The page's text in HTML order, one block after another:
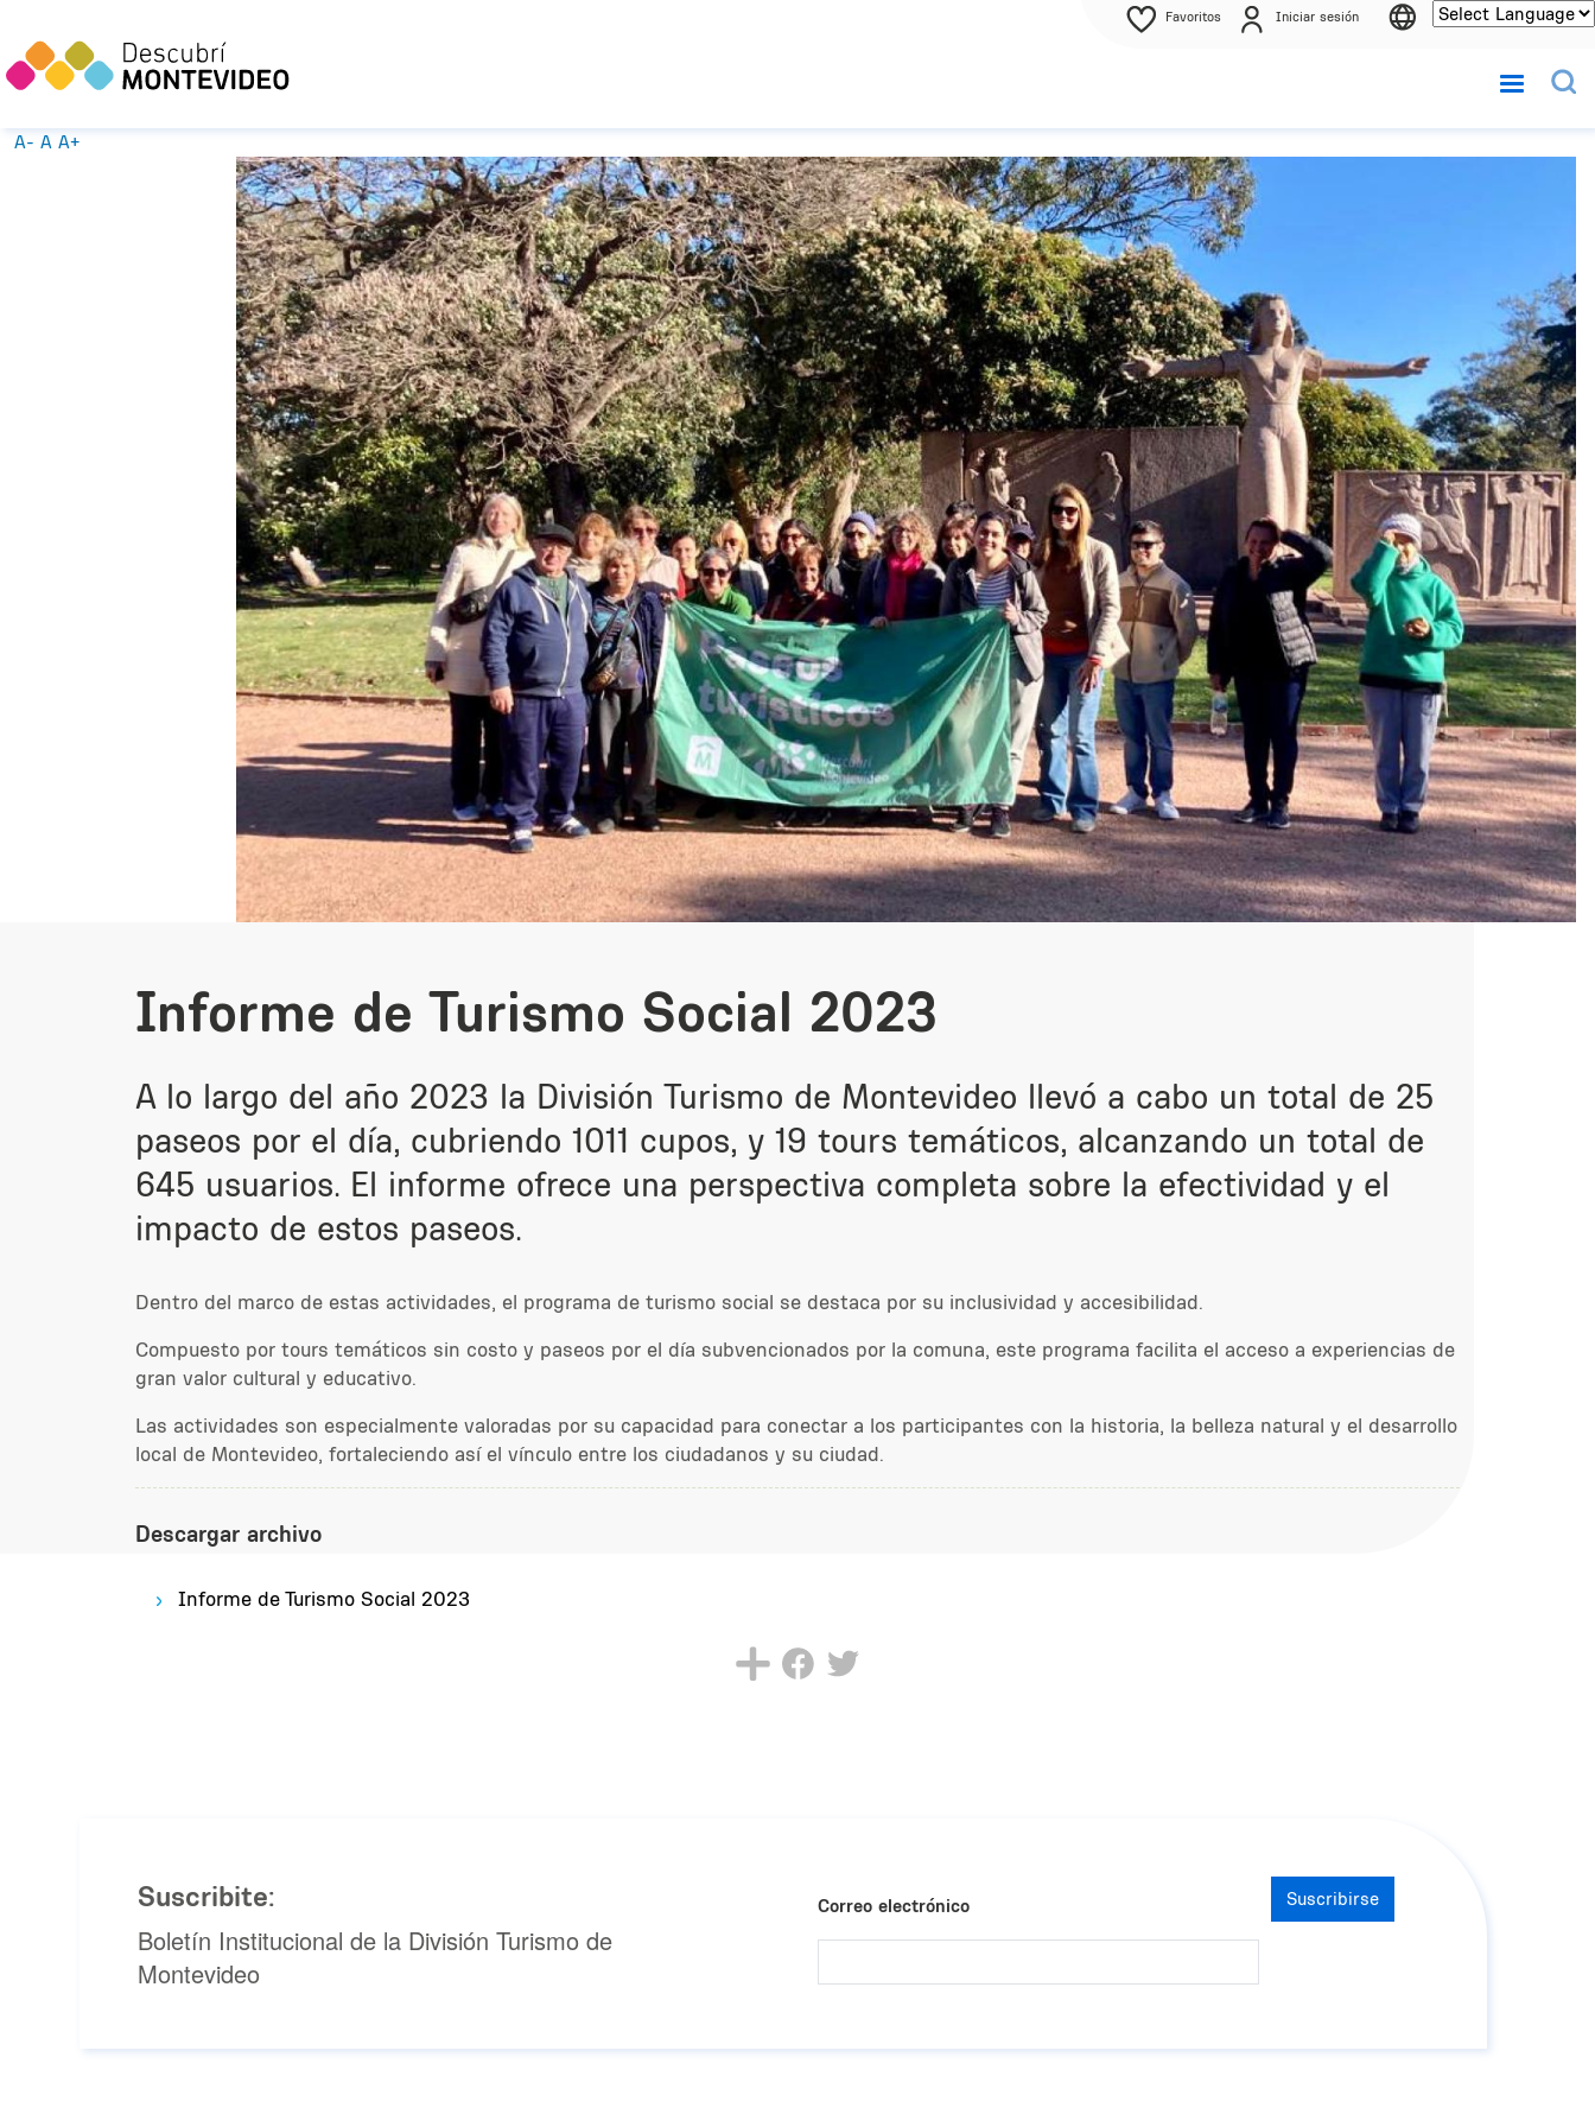
Favoritos Iniciar sesión
A- A A+
Informe de Turismo Social 2023
A lo largo del año 2023 la División Turismo de Montevideo llevó a cabo un total de 25
paseos por el día, cubriendo 1011 cupos, y 19 tours temáticos, alcanzando un total de
645 usuarios. El informe ofrece una perspectiva completa sobre la efectividad y el
impacto de estos paseos.
Dentro del marco de estas actividades, el programa de turismo social se destaca por su inclusividad y accesibilidad.
Compuesto por tours temáticos sin costo y paseos por el día subvencionados por la comuna, este programa facilita el acceso a experiencias de
gran valor cultural y educativo.
Las actividades son especialmente valoradas por su capacidad para conectar a los participantes con la historia, la belleza natural y el desarrollo
local de Montevideo, fortaleciendo así el vínculo entre los ciudadanos y su ciudad.
Descargar archivo
Informe de Turismo Social 2023
Suscribite:
Boletín Institucional de la División Turismo de
Montevideo
Correo electrónico Suscribirse